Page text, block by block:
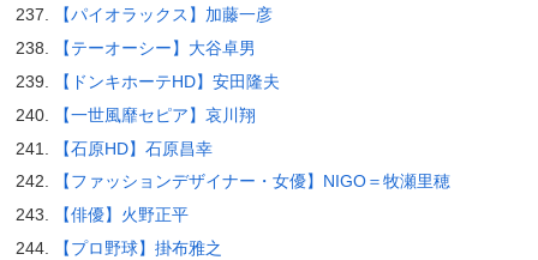
【パイオラックス】加藤一彦
【テーオーシー】大谷卓男
【ドンキホーテHD】安田隆夫
【一世風靡セピア】哀川翔
【石原HD】石原昌幸
【ファッションデザイナー・女優】NIGO＝牧瀬里穂
【俳優】火野正平
【プロ野球】掛布雅之